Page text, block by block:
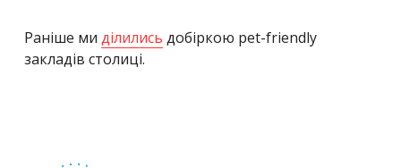
Раніше ми ділились добіркою pet-friendly
закладів столиці.